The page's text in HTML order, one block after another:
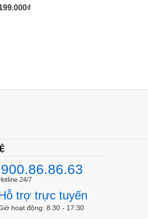
₫
24/7
trợ trực tuyến
hoạt động: 8:30 - 17:30